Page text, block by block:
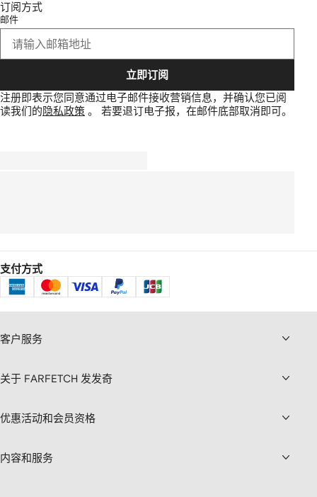
订阅方式
邮件
立即订阅
注册即表示您同意通过电子邮件接收营销信息，并确认您已阅
读我们的 隐私政策 。 若要退订电子报，在邮件底部取消即可。
支付方式
客户服务
关于 FARFETCH 发发奇
优惠活动和会员资格
内容和服务